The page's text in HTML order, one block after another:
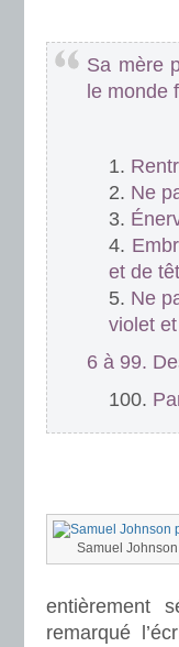
Sa mère
le monde
Ne
et de
Ne
violet
6 à 99.
Samuel
entièrement
remarqué